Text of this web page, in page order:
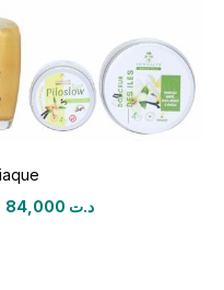
د.ت